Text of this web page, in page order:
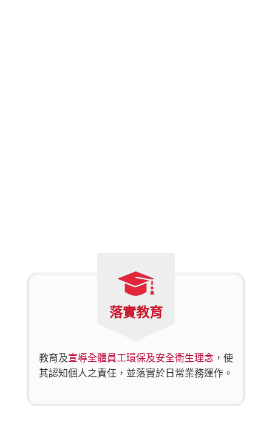
落實教育
教育及宣導全體員工環保及安全衛生理念 ，使
其認知個人之責任，並落實於日常業務運作。